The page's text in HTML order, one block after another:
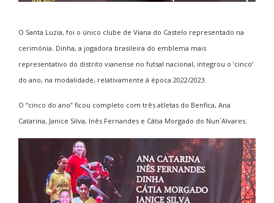
O Santa Luzia, foi o único clube de Viana do Castelo representado na
cerimónia. Dinha, a jogadora brasileira do emblema mais
representativo do distrito vianense no futsal nacional, integrou o ‘cinco’
do ano, na modalidade, relativamente à época 2022/2023.
O “cinco do ano” ficou completo com três atletas do Benfica, Ana
Catarina, Janice Silva, Inês Fernandes e Cátia Morgado do Nun`Alvares.